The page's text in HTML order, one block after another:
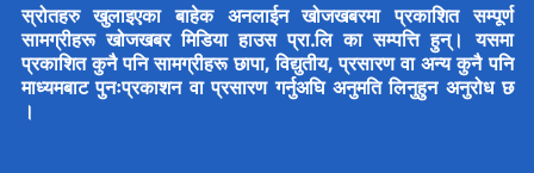
स्रोतहरु खुलाइएका बाहेक अनलाईन खोजखबरमा प्रकाशित सम्पूर्ण
सामग्रीहरू खोजखबर मिडिया हाउस प्रा.लि का सम्पत्ति हुन्। यसमा
प्रकाशित कुनै पनि सामग्रीहरू छापा, विद्युतीय, प्रसारण वा अन्य कुनै पनि
माध्यमबाट पुनःप्रकाशन वा प्रसारण गर्नुअघि अनुमति लिनुहुन अनुरोध छ
।